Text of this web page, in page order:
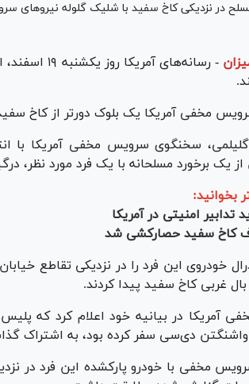
در نزدیکی کاخ سفید با شلیک گلوله نیروهای
-
رسانه‌های
مخفی آمریکا یک بلوک دورتر از کاخ
سخنگوی سرویس مخفی آمریکا با
یک برخورد مسلحانه با یک فرد مورد نظر،
بخوانید:
تدابیر امنیتی در آمریکا
کاخ سفید حصارکشی شد
خودروی این فرد را در نزدیکی تقاطع
بال غربی کاخ سفید پیدا کردند.
آمریکا در بیانیه خود اعلام کرد که پلیس
واشنگتن دی‌سی سفر کرده بود، به اشتراک